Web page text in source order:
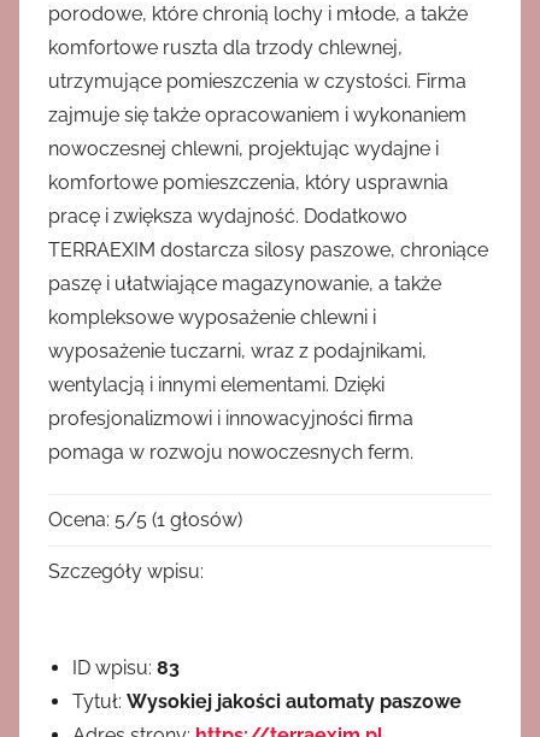
porodowe, które chronią lochy i młode, a także
komfortowe ruszta dla trzody chlewnej,
utrzymujące pomieszczenia w czystości. Firma
zajmuje się także opracowaniem i wykonaniem
nowoczesnej chlewni, projektując wydajne i
komfortowe pomieszczenia, który usprawnia
pracę i zwiększa wydajność. Dodatkowo
TERRAEXIM dostarcza silosy paszowe, chroniące
paszę i ułatwiające magazynowanie, a także
kompleksowe wyposażenie chlewni i
wyposażenie tuczarni, wraz z podajnikami,
wentylacją i innymi elementami. Dzięki
profesjonalizmowi i innowacyjności firma
pomaga w rozwoju nowoczesnych ferm.
Ocena: 5/5 (1 głosów)
Szczegóły wpisu:
ID wpisu: 83
Tytuł: Wysokiej jakości automaty paszowe